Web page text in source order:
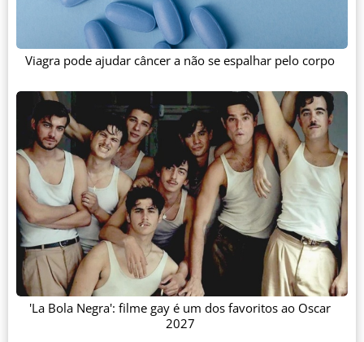
Viagra pode ajudar câncer a não se espalhar pelo corpo
'La Bola Negra': filme gay é um dos favoritos ao Oscar
2027